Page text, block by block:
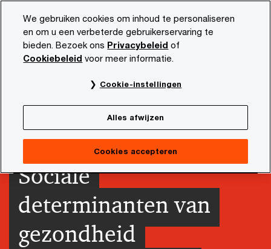
content
footer
PwC NL Actueel en publicaties Diensten en sectoren
Sociale
determinanten van
gezondheid
We gebruiken cookies om inhoud te personaliseren
en om u een verbeterde gebruikerservaring te
bieden. Bezoek ons Privacybeleid of
Cookiebeleid voor meer informatie.
Cookie-instellingen
Alles afwijzen
Cookies accepteren